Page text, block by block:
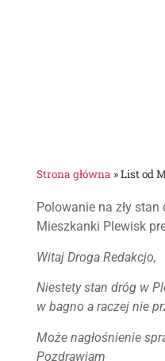
Strona główna »List od
Polowanie na zły
Mieszkanki Plewisk
Witaj Droga Redakcjo,
Niestety stan dróg w
w bagno a raczej nie
Może nagłośnienie
Pozdrawiam